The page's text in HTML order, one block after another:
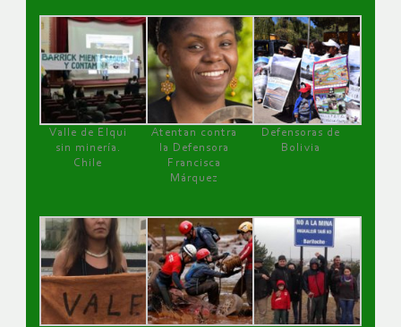
Valle de Elqui
sin minería.
Chile
Atentan contra
la Defensora
Francisca
Márquez
Defensoras de
Bolivia